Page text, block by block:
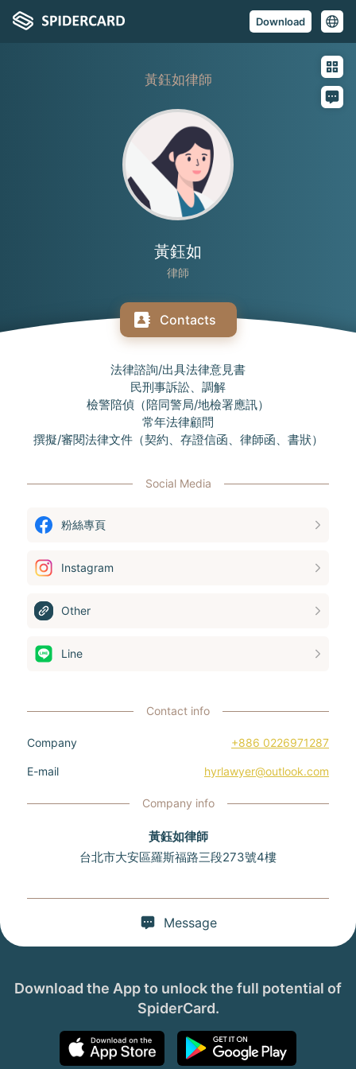
Download
黃鈺如律師
黃鈺如
律師
Contacts
法律諮詢/出具法律意見書
民刑事訴訟、調解
檢警陪偵（陪同警局/地檢署應訊）
常年法律顧問
撰擬/審閱法律文件（契約、存證信函、律師函、書狀）
Social Media
粉絲專頁
Instagram
Other
Line
Contact info
Company +886 0226971287
E-mail hyrlawyer@outlook.com
Company info
黃鈺如律師
台北市大安區羅斯福路三段273號4樓
Message
Download the App to unlock the full potential of
SpiderCard.